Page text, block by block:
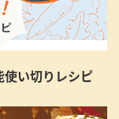
使い切りレシピ